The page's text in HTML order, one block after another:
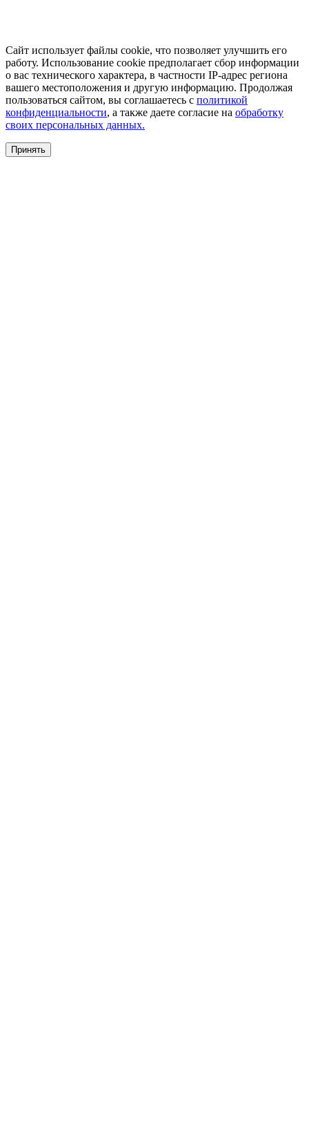
Сайт использует файлы cookie, что позволяет улучшить его
работу. Использование cookie предполагает сбор информации
о вас технического характера, в частности IP-адрес региона
вашего местоположения и другую информацию. Продолжая
пользоваться сайтом, вы соглашаетесь с политикой
конфиденциальности, а также даете согласие на обработку
своих персональных данных.
Принять